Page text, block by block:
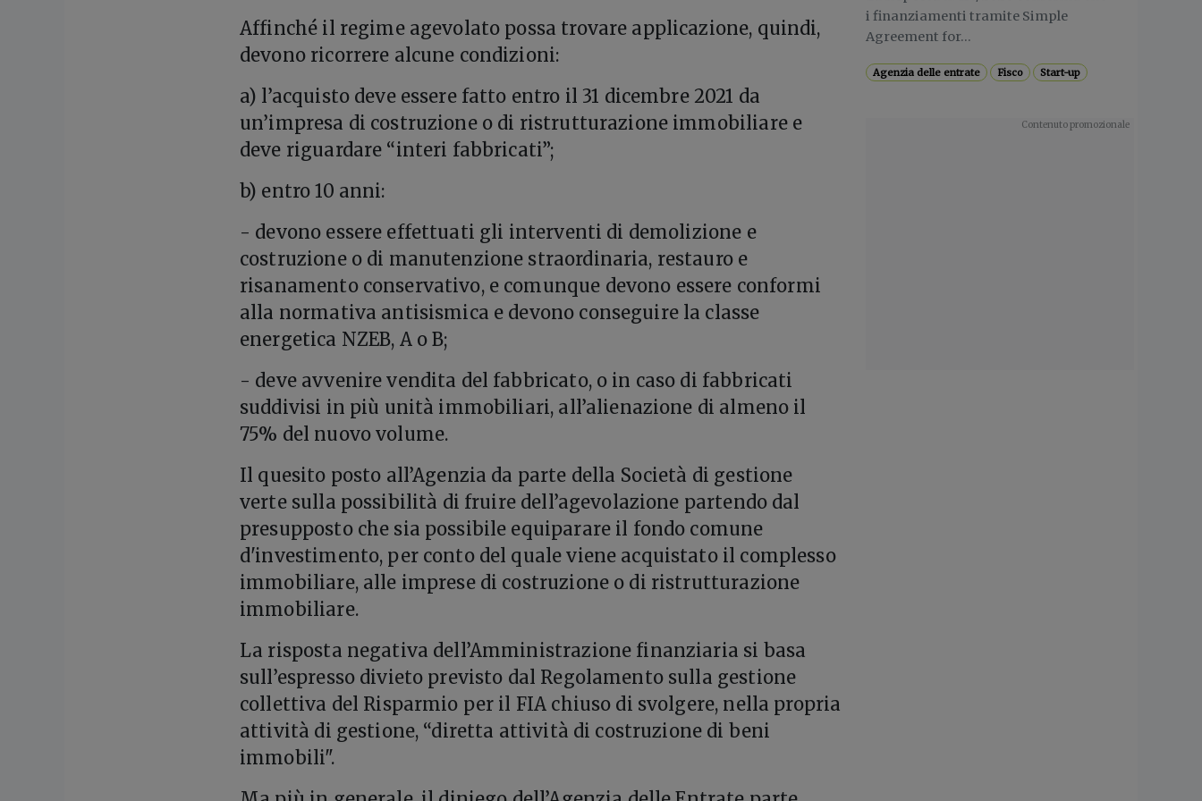
Affinché il regime agevolato possa trovare applicazione, quindi,
devono ricorrere alcune condizioni:
a) l’acquisto deve essere fatto entro il 31 dicembre 2021 da
un’impresa di costruzione o di ristrutturazione immobiliare e
deve riguardare “interi fabbricati”;
b) entro 10 anni:
- devono essere effettuati gli interventi di demolizione e
costruzione o di manutenzione straordinaria, restauro e
risanamento conservativo, e comunque devono essere conformi
alla normativa antisismica e devono conseguire la classe
energetica NZEB, A o B;
- deve avvenire vendita del fabbricato, o in caso di fabbricati
suddivisi in più unità immobiliari, all’alienazione di almeno il
75% del nuovo volume.
Il quesito posto all’Agenzia da parte della Società di gestione
verte sulla possibilità di fruire dell’agevolazione partendo dal
presupposto che sia possibile equiparare il fondo comune
d'investimento, per conto del quale viene acquistato il complesso
immobiliare, alle imprese di costruzione o di ristrutturazione
immobiliare.
La risposta negativa dell’Amministrazione finanziaria si basa
sull’espresso divieto previsto dal Regolamento sulla gestione
collettiva del Risparmio per il FIA chiuso di svolgere, nella propria
attività di gestione, “diretta attività di costruzione di beni
immobili".
i finanziamenti tramite Simple
Agreement for...
Agenzia delle entrate Fisco Start-up